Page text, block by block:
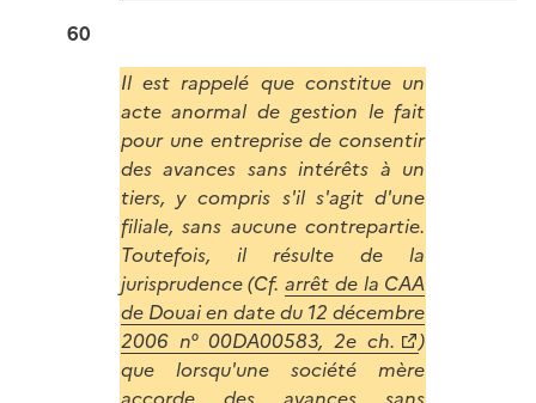
60
Il est rappelé que constitue un
acte anormal de gestion le fait
pour une entreprise de consentir
des avances sans intérêts à un
tiers, y compris s'il s'agit d'une
filiale, sans aucune contrepartie.
Toutefois, il résulte de la
jurisprudence (Cf.arrêt de la CAA
de Douai en date du 12 décembre
2006 n° 00DA00583, 2e ch.
)
que lorsqu'une société mère